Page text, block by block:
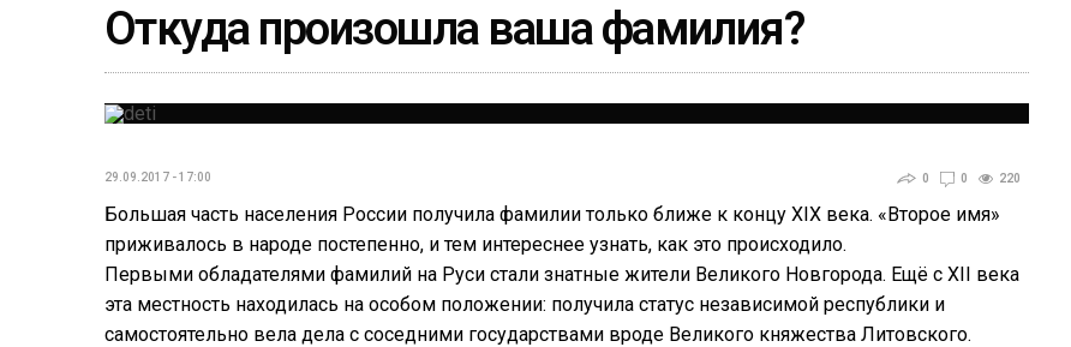
Откуда произошла ваша фамилия?
29.09.2017 - 17:00 0 0 220
Большая часть населения России получила фамилии только ближе к концу XIX века. «Второе имя»
приживалось в народе постепенно, и тем интереснее узнать, как это происходило.
Первыми обладателями фамилий на Руси стали знатные жители Великого Новгорода. Ещё с XII века
эта местность находилась на особом положении: получила статус независимой республики и
самостоятельно вела дела с соседними государствами вроде Великого княжества Литовского.